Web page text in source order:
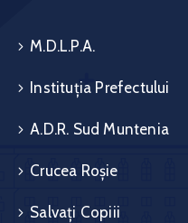
M.D.L.P.A.
Instituția Prefectului
A.D.R. Sud Muntenia
Crucea Roșie
Salvați Copiii